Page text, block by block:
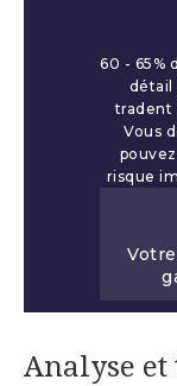
60 - 65%
détail
tradent
Vous
risque
Analyse